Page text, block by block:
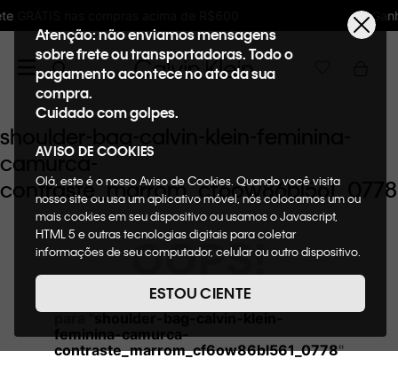
de R$600 Ganhe 10% de GIFTBACK em
Atenção: não enviamos mensagens
sobre frete ou transportadoras. Todo o
pagamento acontece no ato da sua
compra.
Cuidado com golpes.
AVISO DE COOKIES
Olá, este é o nosso Aviso de Cookies. Quando você visita
nosso site ou usa um aplicativo móvel, nós colocamos um ou
mais cookies em seu dispositivo ou usamos o Javascript,
HTML 5 e outras tecnologias digitais para coletar
informações de seu computador, celular ou outro dispositivo.
de cookies, informaremos quais cookies usaremos e quais
suas funções. A forma como processamos os dados
Aviso de Privacidade. Quando você visita nosso site,
consideraremos isso como sua solicitação específica para
ESTOU CIENTE
shoulder-bag-calvin-klein-feminina-
camurca-
contraste_marrom_cf6ow86bl561_0778
OOPS!
Não encontramos nenhum resultado
feminina-camurca-
contraste_marrom_cf6ow86bl561_0778"